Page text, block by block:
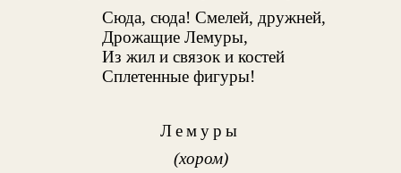
Сюда, сюда! Смелей, дружней,
Дрожащие Лемуры,
Из жил и связок и костей
Сплетенные фигуры!
Лемуры
(хором)